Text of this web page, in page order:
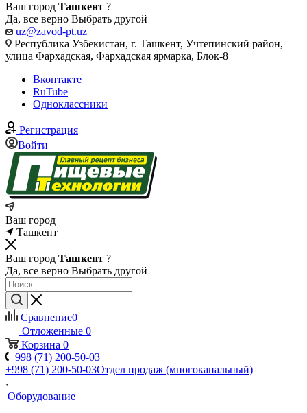
Ваш город Ташкент ?
Да, все верно Выбрать другой
uz@zavod-pt.uz
Республика Узбекистан, г. Ташкент, Учтепинский район,
улица Фархадская, Фархадская ярмарка, Блок-8
Вконтакте
RuTube
Одноклассники
Регистрация
Войти
Ваш город
Ташкент
Ваш город Ташкент ?
Да, все верно Выбрать другой
Сравнение0
Отложенные 0
Корзина 0
+998 (71) 200-50-03
+998 (71) 200-50-03Отдел продаж (многоканальный)
Оборудование